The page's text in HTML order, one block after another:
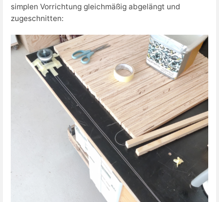
simplen Vorrichtung gleichmäßig abgelängt und
zugeschnitten: